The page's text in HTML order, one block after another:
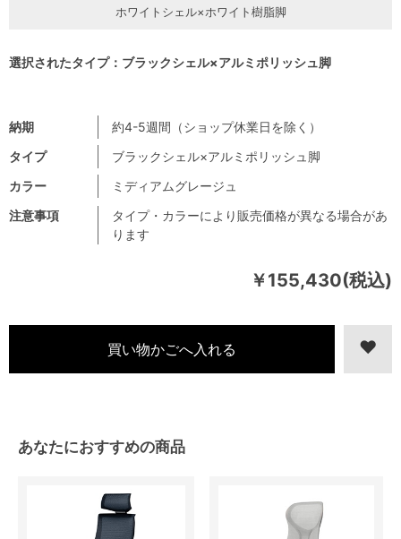
￥155,430(税込)
注意事項
タイプ・カラーにより販売価格が異なる場合があ
ります
納期
約4-5週間（ショップ休業日を除く）
タイプ
ブラックシェル×アルミポリッシュ脚
カラー
ミディアムグレージュ
ホワイトシェル×ホワイト樹脂脚
選択されたタイプ：ブラックシェル×アルミポリッシュ脚
あなたにおすすめの商品